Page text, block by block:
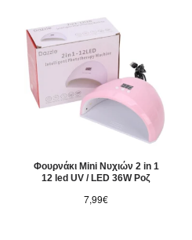
Φουρνάκι Mini Νυχιών 2 in 1
12 led UV / LED 36W Ροζ
7,99€